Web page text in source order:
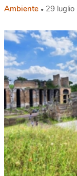
Ambiente 29